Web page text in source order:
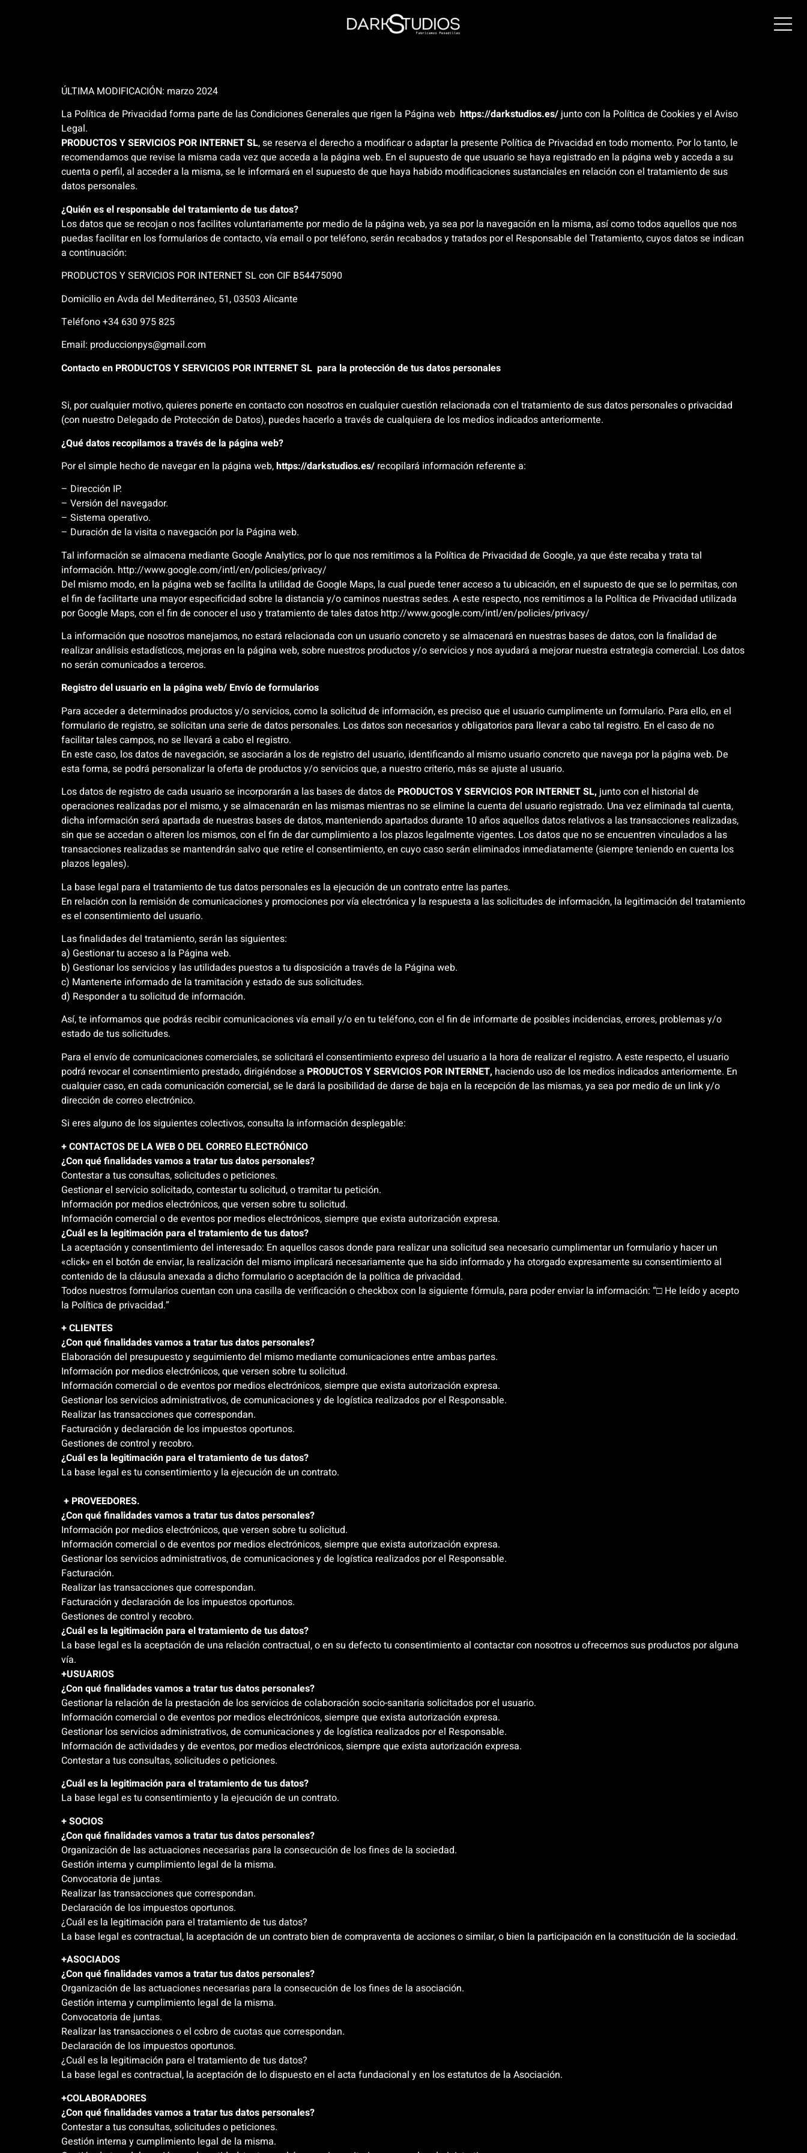
ÚLTIMA MODIFICACIÓN: marzo 2024
La Política de Privacidad forma parte de las Condiciones Generales que rigen la Página web https://darkstudios.es/ junto con la Política de Cookies y el Aviso
Legal.
PRODUCTOS Y SERVICIOS POR INTERNET SL, se reserva el derecho a modificar o adaptar la presente Política de Privacidad en todo momento. Por lo tanto, le
recomendamos que revise la misma cada vez que acceda a la página web. En el supuesto de que usuario se haya registrado en la página web y acceda a su
cuenta o perfil, al acceder a la misma, se le informará en el supuesto de que haya habido modificaciones sustanciales en relación con el tratamiento de sus
datos personales.
¿Quién es el responsable del tratamiento de tus datos?
Los datos que se recojan o nos facilites voluntariamente por medio de la página web, ya sea por la navegación en la misma, así como todos aquellos que nos
puedas facilitar en los formularios de contacto, vía email o por teléfono, serán recabados y tratados por el Responsable del Tratamiento, cuyos datos se indican
a continuación:
PRODUCTOS Y SERVICIOS POR INTERNET SL con CIF B54475090
Domicilio en Avda del Mediterráneo, 51, 03503 Alicante
Teléfono +34 630 975 825
Email: produccionpys@gmail.com
Contacto en PRODUCTOS Y SERVICIOS POR INTERNET SL para la protección de tus datos personales
Si, por cualquier motivo, quieres ponerte en contacto con nosotros en cualquier cuestión relacionada con el tratamiento de sus datos personales o privacidad
(con nuestro Delegado de Protección de Datos), puedes hacerlo a través de cualquiera de los medios indicados anteriormente.
¿Qué datos recopilamos a través de la página web?
Por el simple hecho de navegar en la página web,https://darkstudios.es/ recopilará información referente a:
– Dirección IP.
– Versión del navegador.
– Sistema operativo.
– Duración de la visita o navegación por la Página web.
Tal información se almacena mediante Google Analytics, por lo que nos remitimos a la Política de Privacidad de Google, ya que éste recaba y trata tal
información. http://www.google.com/intl/en/policies/privacy/
Del mismo modo, en la página web se facilita la utilidad de Google Maps, la cual puede tener acceso a tu ubicación, en el supuesto de que se lo permitas, con
el fin de facilitarte una mayor especificidad sobre la distancia y/o caminos nuestras sedes. A este respecto, nos remitimos a la Política de Privacidad utilizada
por Google Maps, con el fin de conocer el uso y tratamiento de tales datos http://www.google.com/intl/en/policies/privacy/
La información que nosotros manejamos, no estará relacionada con un usuario concreto y se almacenará en nuestras bases de datos, con la finalidad de
realizar análisis estadísticos, mejoras en la página web, sobre nuestros productos y/o servicios y nos ayudará a mejorar nuestra estrategia comercial. Los datos
no serán comunicados a terceros.
Registro del usuario en la página web/ Envío de formularios
Para acceder a determinados productos y/o servicios, como la solicitud de información, es preciso que el usuario cumplimente un formulario. Para ello, en el
formulario de registro, se solicitan una serie de datos personales. Los datos son necesarios y obligatorios para llevar a cabo tal registro. En el caso de no
facilitar tales campos, no se llevará a cabo el registro.
En este caso, los datos de navegación, se asociarán a los de registro del usuario, identificando al mismo usuario concreto que navega por la página web. De
esta forma, se podrá personalizar la oferta de productos y/o servicios que, a nuestro criterio, más se ajuste al usuario.
Los datos de registro de cada usuario se incorporarán a las bases de datos de PRODUCTOS Y SERVICIOS POR INTERNET SL, junto con el historial de
operaciones realizadas por el mismo, y se almacenarán en las mismas mientras no se elimine la cuenta del usuario registrado. Una vez eliminada tal cuenta,
dicha información será apartada de nuestras bases de datos, manteniendo apartados durante 10 años aquellos datos relativos a las transacciones realizadas,
sin que se accedan o alteren los mismos, con el fin de dar cumplimiento a los plazos legalmente vigentes. Los datos que no se encuentren vinculados a las
transacciones realizadas se mantendrán salvo que retire el consentimiento, en cuyo caso serán eliminados inmediatamente (siempre teniendo en cuenta los
plazos legales).
La base legal para el tratamiento de tus datos personales es la ejecución de un contrato entre las partes.
En relación con la remisión de comunicaciones y promociones por vía electrónica y la respuesta a las solicitudes de información, la legitimación del tratamiento
es el consentimiento del usuario.
Las finalidades del tratamiento, serán las siguientes:
a) Gestionar tu acceso a la Página web.
b) Gestionar los servicios y las utilidades puestos a tu disposición a través de la Página web.
c) Mantenerte informado de la tramitación y estado de sus solicitudes.
d) Responder a tu solicitud de información.
Así, te informamos que podrás recibir comunicaciones vía email y/o en tu teléfono, con el fin de informarte de posibles incidencias, errores, problemas y/o
estado de tus solicitudes.
Para el envío de comunicaciones comerciales, se solicitará el consentimiento expreso del usuario a la hora de realizar el registro. A este respecto, el usuario
podrá revocar el consentimiento prestado, dirigiéndose a PRODUCTOS Y SERVICIOS POR INTERNET, haciendo uso de los medios indicados anteriormente. En
cualquier caso, en cada comunicación comercial, se le dará la posibilidad de darse de baja en la recepción de las mismas, ya sea por medio de un link y/o
dirección de correo electrónico.
Si eres alguno de los siguientes colectivos, consulta la información desplegable:
+ CONTACTOS DE LA WEB O DEL CORREO ELECTRÓNICO
¿Con qué finalidades vamos a tratar tus datos personales?
Contestar a tus consultas, solicitudes o peticiones.
Gestionar el servicio solicitado, contestar tu solicitud, o tramitar tu petición.
Información por medios electrónicos, que versen sobre tu solicitud.
Información comercial o de eventos por medios electrónicos, siempre que exista autorización expresa.
¿Cuál es la legitimación para el tratamiento de tus datos?
La aceptación y consentimiento del interesado: En aquellos casos donde para realizar una solicitud sea necesario cumplimentar un formulario y hacer un
«click» en el botón de enviar, la realización del mismo implicará necesariamente que ha sido informado y ha otorgado expresamente su consentimiento al
contenido de la cláusula anexada a dicho formulario o aceptación de la política de privacidad.
Todos nuestros formularios cuentan con una casilla de verificación o checkbox con la siguiente fórmula, para poder enviar la información: “□ He leído y acepto
la Política de privacidad.”
+ CLIENTES
¿Con qué finalidades vamos a tratar tus datos personales?
Elaboración del presupuesto y seguimiento del mismo mediante comunicaciones entre ambas partes.
Información por medios electrónicos, que versen sobre tu solicitud.
Información comercial o de eventos por medios electrónicos, siempre que exista autorización expresa.
Gestionar los servicios administrativos, de comunicaciones y de logística realizados por el Responsable.
Realizar las transacciones que correspondan.
Facturación y declaración de los impuestos oportunos.
Gestiones de control y recobro.
¿Cuál es la legitimación para el tratamiento de tus datos?
La base legal es tu consentimiento y la ejecución de un contrato.
+ PROVEEDORES.
¿Con qué finalidades vamos a tratar tus datos personales?
Información por medios electrónicos, que versen sobre tu solicitud.
Información comercial o de eventos por medios electrónicos, siempre que exista autorización expresa.
Gestionar los servicios administrativos, de comunicaciones y de logística realizados por el Responsable.
Facturación.
Realizar las transacciones que correspondan.
Facturación y declaración de los impuestos oportunos.
Gestiones de control y recobro.
¿Cuál es la legitimación para el tratamiento de tus datos?
La base legal es la aceptación de una relación contractual, o en su defecto tu consentimiento al contactar con nosotros u ofrecernos sus productos por alguna
vía.
+USUARIOS
¿Con qué finalidades vamos a tratar tus datos personales?
Gestionar la relación de la prestación de los servicios de colaboración socio-sanitaria solicitados por el usuario.
Información comercial o de eventos por medios electrónicos, siempre que exista autorización expresa.
Gestionar los servicios administrativos, de comunicaciones y de logística realizados por el Responsable.
Información de actividades y de eventos, por medios electrónicos, siempre que exista autorización expresa.
Contestar a tus consultas, solicitudes o peticiones.
¿Cuál es la legitimación para el tratamiento de tus datos?
La base legal es tu consentimiento y la ejecución de un contrato.
+ SOCIOS
¿Con qué finalidades vamos a tratar tus datos personales?
Organización de las actuaciones necesarias para la consecución de los fines de la sociedad.
Gestión interna y cumplimiento legal de la misma.
Convocatoria de juntas.
Realizar las transacciones que correspondan.
Declaración de los impuestos oportunos.
¿Cuál es la legitimación para el tratamiento de tus datos?
La base legal es contractual, la aceptación de un contrato bien de compraventa de acciones o similar, o bien la participación en la constitución de la sociedad.
+ASOCIADOS
¿Con qué finalidades vamos a tratar tus datos personales?
Organización de las actuaciones necesarias para la consecución de los fines de la asociación.
Gestión interna y cumplimiento legal de la misma.
Convocatoria de juntas.
Realizar las transacciones o el cobro de cuotas que correspondan.
Declaración de los impuestos oportunos.
¿Cuál es la legitimación para el tratamiento de tus datos?
La base legal es contractual, la aceptación de lo dispuesto en el acta fundacional y en los estatutos de la Asociación.
+COLABORADORES
¿Con qué finalidades vamos a tratar tus datos personales?
Contestar a tus consultas, solicitudes o peticiones.
Gestión interna y cumplimiento legal de la misma.